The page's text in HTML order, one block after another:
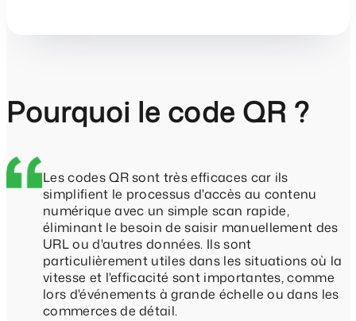
Pourquoi le code QR ?
Les codes QR sont très efficaces car ils
simplifient le processus d'accès au contenu
numérique avec un simple scan rapide,
éliminant le besoin de saisir manuellement des
URL ou d'autres données. Ils sont
particulièrement utiles dans les situations où la
vitesse et l'efficacité sont importantes, comme
lors d'événements à grande échelle ou dans les
commerces de détail.